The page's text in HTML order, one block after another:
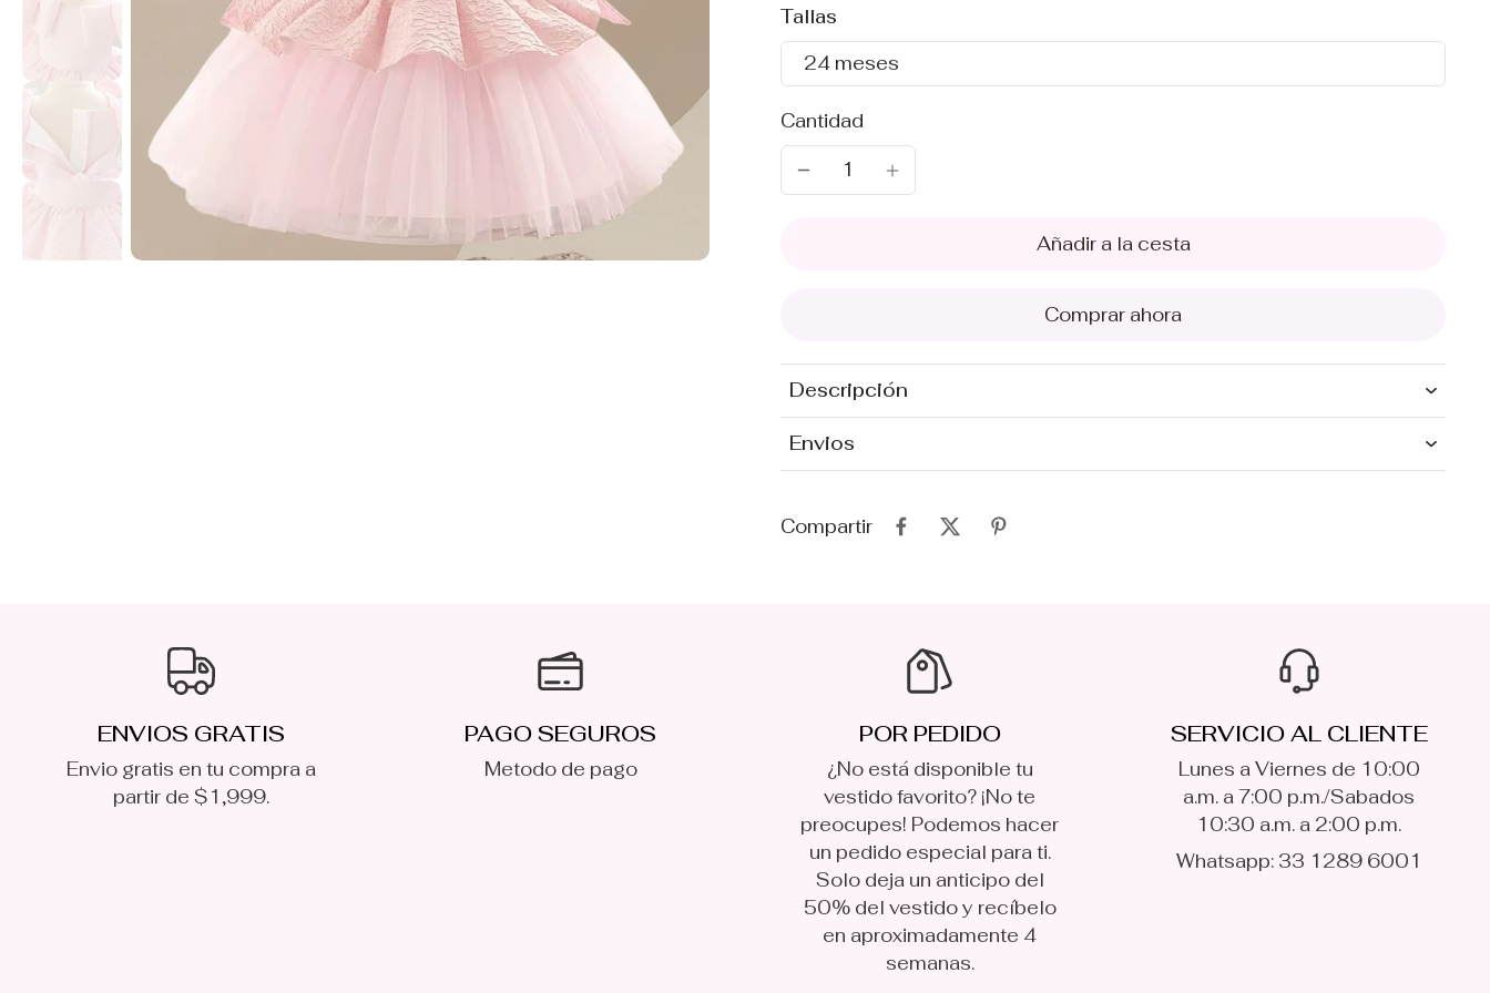
Tallas
24 meses
Cantidad
Añadir a la cesta
Comprar ahora
Descripción
Envios
Compartir
ENVIOS GRATIS
Envio gratis en tu compra a
partir de $1,999.
PAGO SEGUROS
Metodo de pago
POR PEDIDO
¿No está disponible tu
vestido favorito? ¡No te
preocupes! Podemos hacer
un pedido especial para ti.
Solo deja un anticipo del
50% del vestido y recíbelo
en aproximadamente 4
semanas.
SERVICIO AL CLIENTE
Lunes a Viernes de 10:00
a.m. a 7:00 p.m./Sabados
10:30 a.m. a 2:00 p.m.
Whatsapp: 33 1289 6001